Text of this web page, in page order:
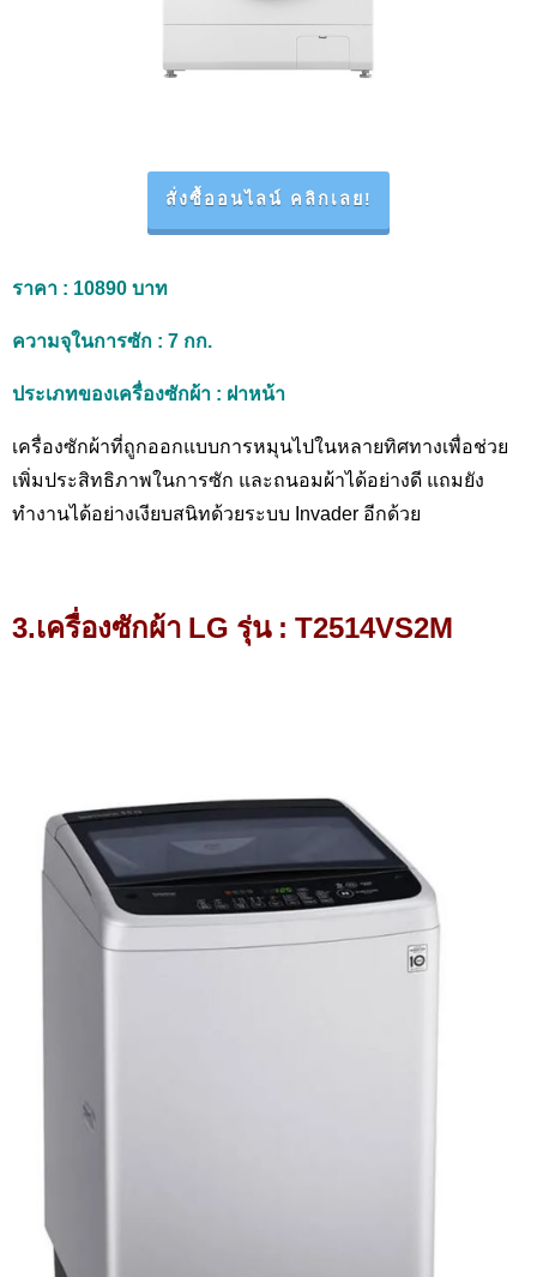
สั่งซื้ออนไลน์ คลิกเลย!
ราคา : 10890 บาท
ความจุในการซัก : 7 กก.
ประเภทของเครื่องซักผ้า : ฝาหน้า
เครื่องซักผ้าที่ถูกออกแบบการหมุนไปในหลายทิศทางเพื่อช่วย
เพิ่มประสิทธิภาพในการซัก และถนอมผ้าได้อย่างดี แถมยัง
ทำงานได้อย่างเงียบสนิทด้วยระบบ Invader อีกด้วย
3.เครื่องซักผ้า LG รุ่น : T2514VS2M